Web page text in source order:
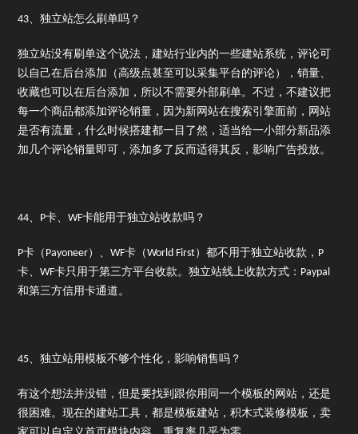
43、独立站怎么刷单吗？
独立站没有刷单这个说法，建站行业内的一些建站系统，评论可
以自己在后台添加（高级点甚至可以采集平台的评论），销量、
收藏也可以在后台添加，所以不需要外部刷单。不过，不建议把
每一个商品都添加评论销量，因为新网站在搜索引擎面前，网站
是否有流量，什么时候搭建都一目了然，适当给一小部分新品添
加几个评论销量即可，添加多了反而适得其反，影响广告投放。
44、P卡、WF卡能用于独立站收款吗？
P卡（Payoneer）、WF卡（World First）都不用于独立站收款，P
卡、WF卡只用于第三方平台收款。独立站线上收款方式：Paypal
和第三方信用卡通道。
45、独立站用模板不够个性化，影响销售吗？
有这个想法并没错，但是要找到跟你用同一个模板的网站，还是
很困难。现在的建站工具，都是模板建站，积木式装修模板，卖